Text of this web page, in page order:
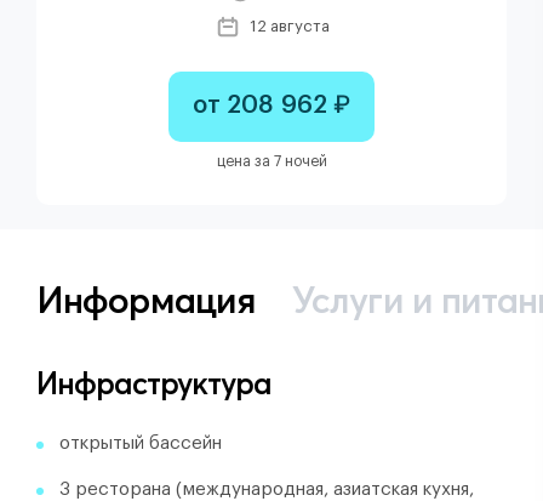
12 августа
от 208 962 ₽
цена за 7 ночей
Информация Услуги и
Инфраструктура
открытый бассейн
3 ресторана (международная, азиатская кухня,